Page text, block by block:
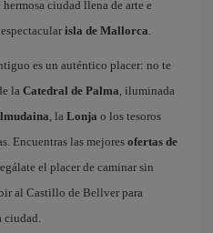
hermosa ciudad llena de arte e
isla de Mallorca.
es un auténtico placer: no te
la Catedral de Palma, iluminada
, la Lonja o los tesoros
Encuentras las mejores ofertas de
el placer de caminar sin
al Castillo de Bellver para
ciudad.